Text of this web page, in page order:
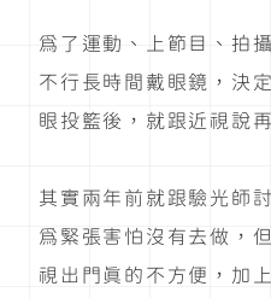
為了運動、上節目、拍
不行長時間戴眼鏡，決
眼投籃後，就跟近視說再
其實兩年前就跟驗光師
為緊張害怕沒有去做，
視出門真的不方便，加